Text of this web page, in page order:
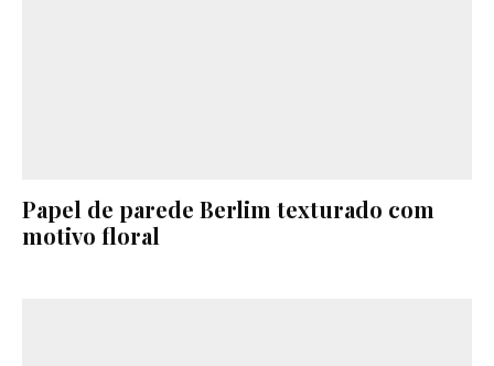
Papel de parede Berlim texturado com
motivo floral